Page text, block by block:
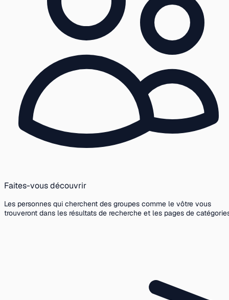
Faites-vous découvrir
Les personnes qui cherchent des groupes comme le vôtre vous
trouveront dans les résultats de recherche et les pages de